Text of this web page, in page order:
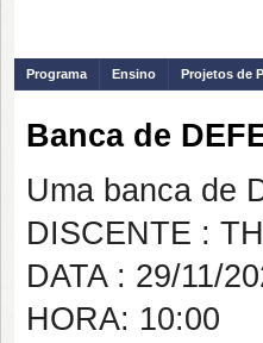
Programa Ensino Projetos de
Banca de
Uma banca de
DISCENTE :
DATA : 29/11/
HORA: 10:00